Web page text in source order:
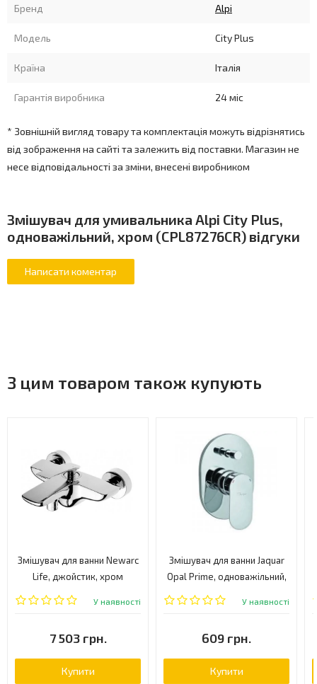
Бренд Alpi
Модель City Plus
Країна Італія
Гарантія виробника 24 міс
* Зовнішній вигляд товару та комплектація можуть відрізнятись
від зображення на сайті та залежить від поставки. Магазин не
несе відповідальності за зміни, внесені виробником
Змішувач для умивальника Alpi City Plus,
одноважільний, хром (CPL87276CR) відгуки
З цим товаром також купують
Змішувач для ванни Newarc
Life, джойстик, хром
(981511)
У наявності
7 503 грн.
Купити
Змішувач для ванни Jaquar
Opal Prime, одноважільний,
хром (OPP-CHR-15065KPM)
У наявності
609 грн.
Купити